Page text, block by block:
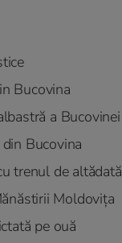
Bucovina
a Bucovinei
Bucovina
trenul de altădată
Moldovița
pe ouă